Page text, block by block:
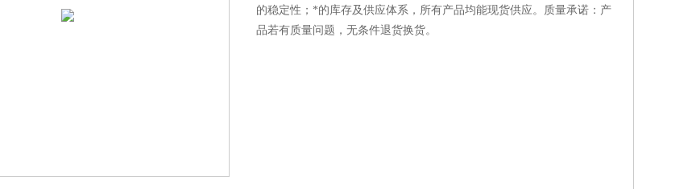
的稳定性；*的库存及供应体系，所有产品均能现货供应。质量承诺：产
品若有质量问题，无条件退货换货。